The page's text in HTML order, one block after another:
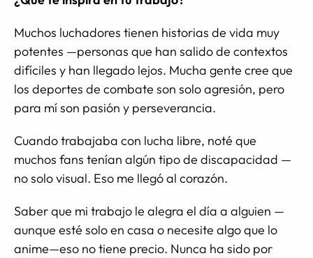
Muchos luchadores tienen historias de vida muy
potentes —personas que han salido de contextos
difíciles y han llegado lejos. Mucha gente cree que
los deportes de combate son solo agresión, pero
para mí son pasión y perseverancia.
Cuando trabajaba con lucha libre, noté que
muchos fans tenían algún tipo de discapacidad —
no solo visual. Eso me llegó al corazón.
Saber que mi trabajo le alegra el día a alguien —
aunque esté solo en casa o necesite algo que lo
anime—eso no tiene precio. Nunca ha sido por